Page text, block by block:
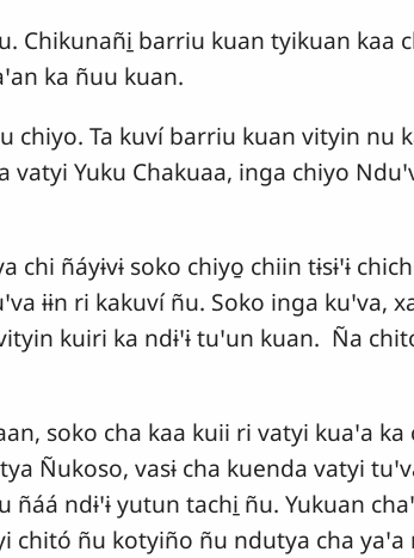
Chikunañi̱ barriu kuan tyikuan kaa
ka ñuu kuan.
chiyo. Ta kuví barriu kuan vityin nu
Yuku Chakuaa, inga chiyo
chi ñáyɨvɨ soko chiyo̱ chiin tɨsɨꞌɨ
ɨɨn ri kakuví ñu. Soko inga kuꞌva,
kuiri ka ndɨꞌɨ tuꞌun kuan. Ña
soko cha kaa kuii ri vatyi kuaꞌa ka
Ñukoso, vasɨ cha kuenda vatyi
ndɨꞌɨ yutun tachi̱ ñu. Yukuan
ñu kotyiño ñu ndutya cha yaꞌa